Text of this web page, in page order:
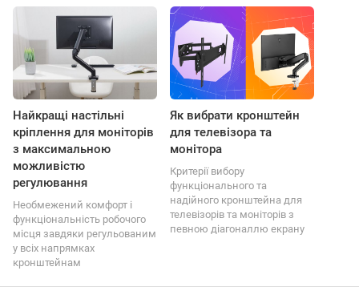
Найкращі настільні
кріплення для моніторів
з максимальною
можливістю
регулювання
Необмежений комфорт і
функціональність робочого
місця завдяки регульованим
у всіх напрямках
кронштейнам
Як вибрати кронштейн
для телевізора та
монітора
Критерії вибору
функціонального та
надійного кронштейна для
телевізорів та моніторів з
певною діагоналлю екрану